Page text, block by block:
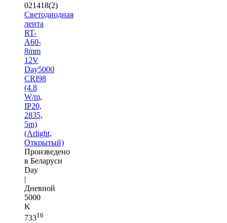
021418(2)
Светодиодная
лента
RT-
A60-
8mm
12V
Day5000
CRI98
(4.8
W/m,
IP20,
2835,
5m)
(Arlight,
Открытый)
Произведено
в Беларуси
Day
|
Дневной
5000
K
73316